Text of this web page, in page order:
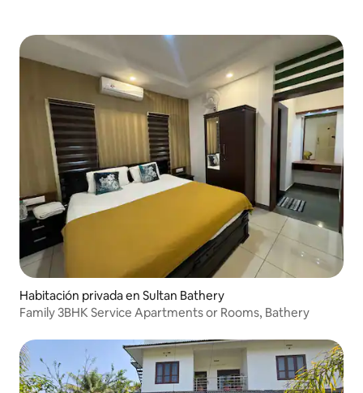
Habitación privada en Sultan Bathery
Family 3BHK Service Apartments or Rooms, Bathery